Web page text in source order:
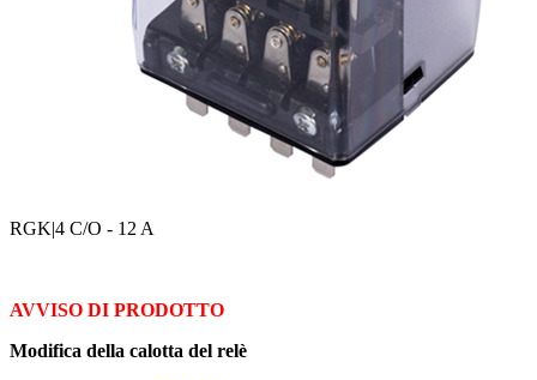
RGK|4 C/O - 12 A
AVVISO DI PRODOTTO
Modifica della calotta del relè